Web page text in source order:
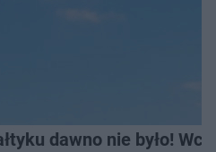
dawno nie było!